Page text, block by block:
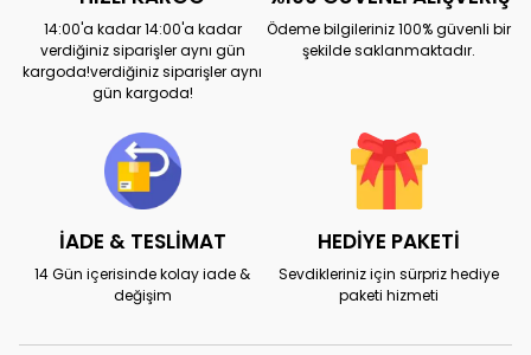
14:00'a kadar 14:00'a kadar
verdiğiniz siparişler aynı gün
kargoda!verdiğiniz siparişler aynı
gün kargoda!
Ödeme bilgileriniz 100% güvenli bir
şekilde saklanmaktadır.
İADE & TESLİMAT
14 Gün içerisinde kolay iade &
değişim
HEDİYE PAKETİ
Sevdikleriniz için sürpriz hediye
paketi hizmeti